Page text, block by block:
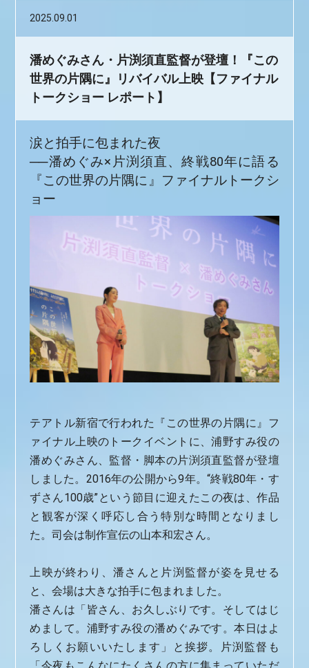
2025.09.01
潘めぐみさん・片渕須直監督が登壇！『この
世界の片隅に』リバイバル上映【ファイナル
トークショー レポート】
涙と拍手に包まれた夜
──潘めぐみ×片渕須直、終戦80年に語る
『この世界の片隅に』ファイナルトークシ
ョー
テアトル新宿で行われた『この世界の片隅に』フ
ァイナル上映のトークイベントに、浦野すみ役の
潘めぐみさん、監督・脚本の片渕須直監督が登壇
しました。2016年の公開から9年。“終戦80年・す
ずさん100歳”という節目に迎えたこの夜は、作品
と観客が深く呼応し合う特別な時間となりまし
た。司会は制作宣伝の山本和宏さん。
上映が終わり、潘さんと片渕監督が姿を見せる
と、会場は大きな拍手に包まれました。
潘さんは「皆さん、お久しぶりです。そしてはじ
めまして。浦野すみ役の潘めぐみです。本日はよ
ろしくお願いいたします」と挨拶。片渕監督も